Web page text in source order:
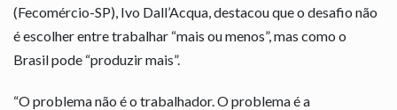
(Fecomércio-SP), Ivo Dall’Acqua, destacou que o desafio não
é escolher entre trabalhar “mais ou menos”, mas como o
Brasil pode “produzir mais”.
“O problema não é o trabalhador. O problema é a